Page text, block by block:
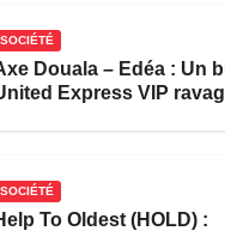
SOCIÉTÉ
Douala – Edéa : Un
Express VIP
SOCIÉTÉ
To Oldest (HOLD) :